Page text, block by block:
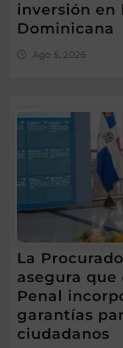
inversión en
Dominicana
Ago 5, 2026
La
asegura que
Penal
garantías
ciudadanos